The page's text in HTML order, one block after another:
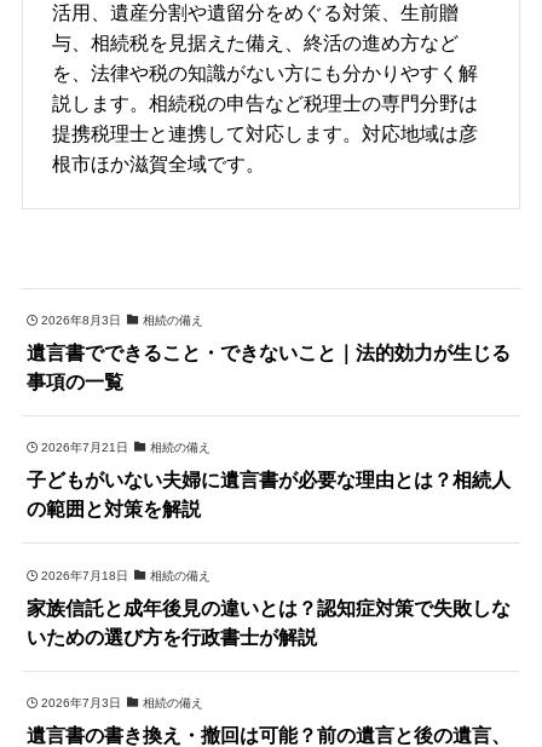
活用、遺産分割や遺留分をめぐる対策、生前贈
与、相続税を見据えた備え、終活の進め方など
を、法律や税の知識がない方にも分かりやすく解
説します。相続税の申告など税理士の専門分野は
提携税理士と連携して対応します。対応地域は彦
根市ほか滋賀全域です。
2026年8月3日 相続の備え
遺言書でできること・できないこと｜法的効力が生じる
事項の一覧
2026年7月21日 相続の備え
子どもがいない夫婦に遺言書が必要な理由とは？相続人
の範囲と対策を解説
2026年7月18日 相続の備え
家族信託と成年後見の違いとは？認知症対策で失敗しな
いための選び方を行政書士が解説
2026年7月3日 相続の備え
遺言書の書き換え・撤回は可能？前の遺言と後の遺言、